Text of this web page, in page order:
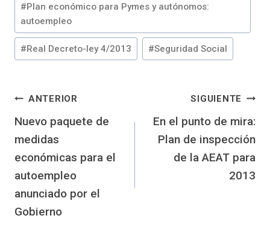
la
entrada:
#Plan económico para Pymes y autónomos:
autoempleo
#Real Decreto-ley 4/2013 #Seguridad Social
Navegación
de
entradas
ANTERIOR
Nuevo paquete de
medidas
económicas para el
autoempleo
anunciado por el
Gobierno
SIGUIENTE
En el punto de mira:
Plan de inspección
de la AEAT para
2013